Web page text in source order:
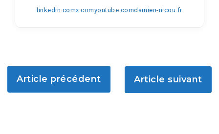
linkedin.comx.comyoutube.comdamien-nicou.fr
Article précédent Article suivant